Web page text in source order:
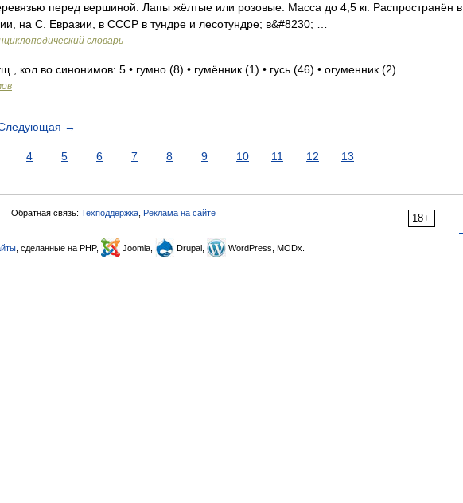
перед вершиной. Лапы жёлтые или розовые. Масса до 4,5 кг. Распространён в
на С. Евразии, в СССР в тундре и лесотундре; в&#8230; …
словарь
кол во синонимов: 5 • гумно (8) • гумённик (1) • гусь (46) • огуменник (2) …
→
4 5 6 7 8 9 10 11 12 13
18+
Обратная связь: Техподдержка Реклама на сайте
, сделанные на PHP, Joomla, Drupal, WordPress, MODx.